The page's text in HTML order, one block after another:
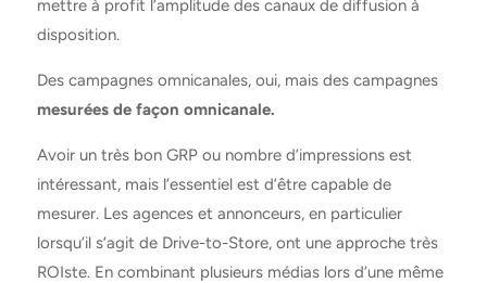
mettre à profit l’amplitude des canaux de diffusion à
disposition.
Des campagnes omnicanales, oui, mais des campagnes
mesurées de façon omnicanale.
Avoir un très bon GRP ou nombre d’impressions est
intéressant, mais l’essentiel est d’être capable de
mesurer. Les agences et annonceurs, en particulier
lorsqu’il s’agit de Drive-to-Store, ont une approche très
ROIste. En combinant plusieurs médias lors d’une même